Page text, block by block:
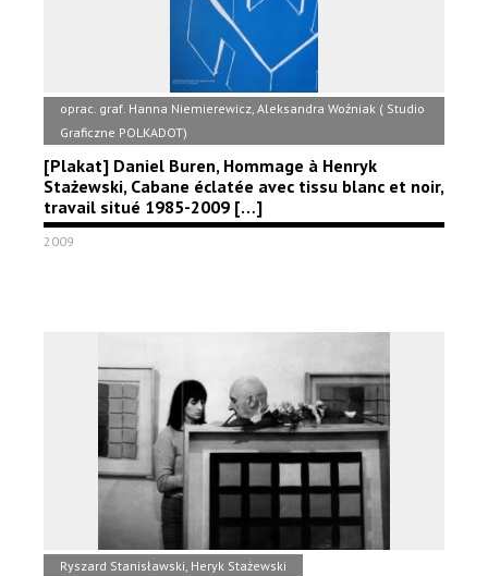
oprac. graf. Hanna Niemierewicz, Aleksandra Woźniak ( Studio
Graficzne POLKADOT)
[Plakat] Daniel Buren, Hommage à Henryk
Stażewski, Cabane éclatée avec tissu blanc et noir,
travail situé 1985-2009 […]
2009
Ryszard Stanisławski, Heryk Stażewski